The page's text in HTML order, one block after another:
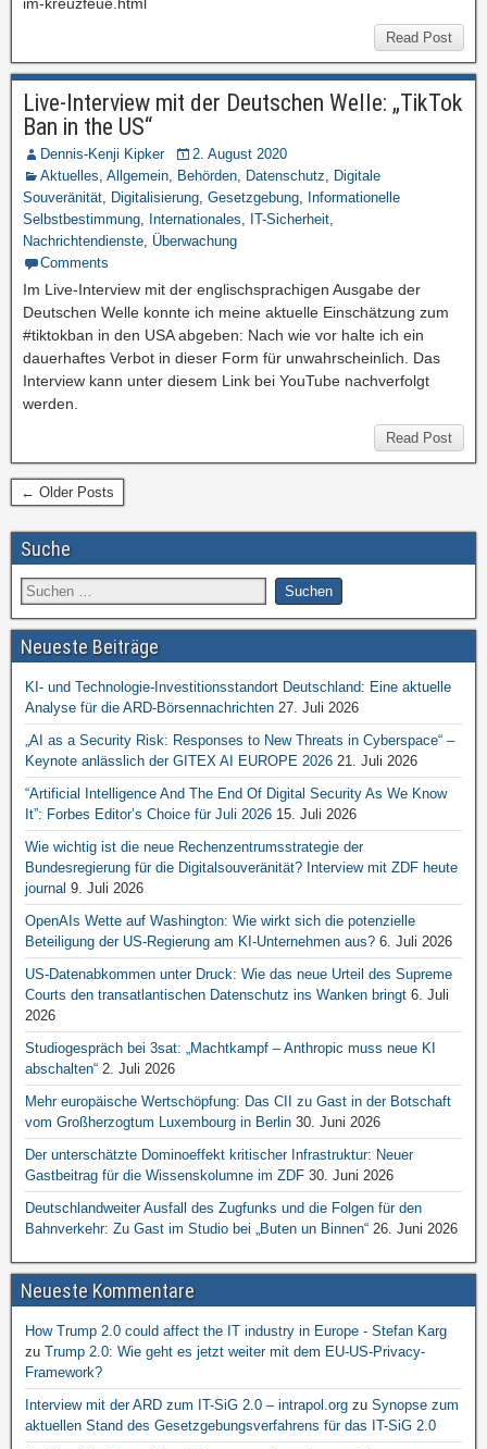
Read Post
Live-Interview mit der Deutschen Welle: „TikTok
Ban in the US“
Dennis-Kenji Kipker
2. August 2020
Aktuelles, Allgemein, Behörden, Datenschutz, Digitale
Souveränität, Digitalisierung, Gesetzgebung, Informationelle
Selbstbestimmung, Internationales, IT-Sicherheit,
Nachrichtendienste, Überwachung
Comments
Im Live-Interview mit der englischsprachigen Ausgabe der
Deutschen Welle konnte ich meine aktuelle Einschätzung zum
#tiktokban in den USA abgeben: Nach wie vor halte ich ein
dauerhaftes Verbot in dieser Form für unwahrscheinlich. Das
Interview kann unter diesem Link bei YouTube nachverfolgt
werden.
Read Post
← Older Posts
Suche
Neueste Beiträge
KI- und Technologie-Investitionsstandort Deutschland: Eine aktuelle
Analyse für die ARD-Börsennachrichten 27. Juli 2026
„AI as a Security Risk: Responses to New Threats in Cyberspace“ –
Keynote anlässlich der GITEX AI EUROPE 2026 21. Juli 2026
“Artificial Intelligence And The End Of Digital Security As We Know
It”: Forbes Editor’s Choice für Juli 2026 15. Juli 2026
Wie wichtig ist die neue Rechenzentrumsstrategie der
Bundesregierung für die Digitalsouveränität? Interview mit ZDF heute
journal 9. Juli 2026
OpenAIs Wette auf Washington: Wie wirkt sich die potenzielle
Beteiligung der US-Regierung am KI-Unternehmen aus? 6. Juli 2026
US-Datenabkommen unter Druck: Wie das neue Urteil des Supreme
Courts den transatlantischen Datenschutz ins Wanken bringt 6. Juli
2026
Studiogespräch bei 3sat: „Machtkampf – Anthropic muss neue KI
abschalten“ 2. Juli 2026
Mehr europäische Wertschöpfung: Das CII zu Gast in der Botschaft
vom Großherzogtum Luxembourg in Berlin 30. Juni 2026
Der unterschätzte Dominoeffekt kritischer Infrastruktur: Neuer
Gastbeitrag für die Wissenskolumne im ZDF 30. Juni 2026
Deutschlandweiter Ausfall des Zugfunks und die Folgen für den
Bahnverkehr: Zu Gast im Studio bei „Buten un Binnen“ 26. Juni 2026
Neueste Kommentare
How Trump 2.0 could affect the IT industry in Europe - Stefan Karg
zu Trump 2.0: Wie geht es jetzt weiter mit dem EU-US-Privacy-
Framework?
Interview mit der ARD zum IT-SiG 2.0 – intrapol.org zu Synopse zum
aktuellen Stand des Gesetzgebungsverfahrens für das IT-SiG 2.0